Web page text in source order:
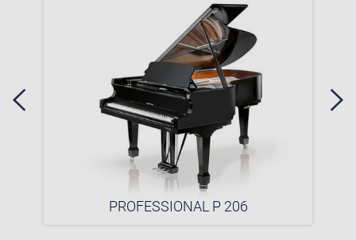
PROFESSIONAL P 206